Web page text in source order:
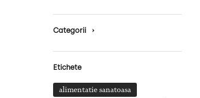
Categorii ›
Etichete
alimentatie sanatoasa